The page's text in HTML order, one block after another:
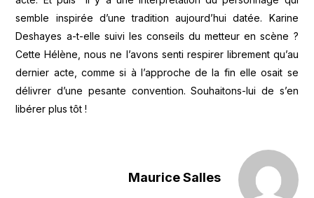
semble inspirée d’une tradition aujourd’hui datée. Karine
Deshayes a-t-elle suivi les conseils du metteur en scène ?
Cette Hélène, nous ne l’avons senti respirer librement qu’au
dernier acte, comme si à l’approche de la fin elle osait se
délivrer d’une pesante convention. Souhaitons-lui de s’en
libérer plus tôt !
Maurice Salles